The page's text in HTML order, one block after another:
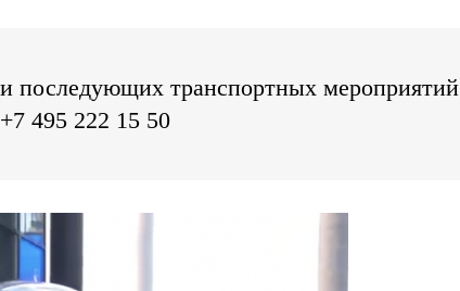
последующих транспортных мероприятий
495 222 15 50